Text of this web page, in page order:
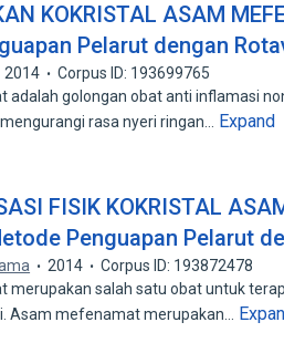
KOKRISTAL ASAM
Pelarut dengan
2014
Corpus ID: 193699765
adalah golongan obat anti inflamasi
rasa nyeri ringan…
Expand
FISIK KOKRISTAL
Penguapan Pelarut
2014
Corpus ID: 193872478
merupakan salah satu obat untuk
Asam mefenamat merupakan…